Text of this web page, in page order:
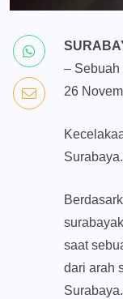
– Sebuah
26
Surabaya.
saat
dari arah
Surabaya.